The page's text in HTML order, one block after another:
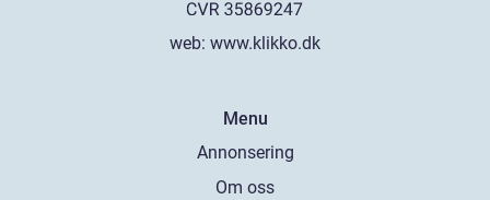
web: www.klikko.dk
Menu
Annonsering
Om oss